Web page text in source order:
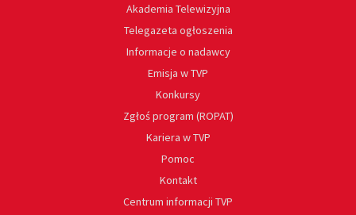
Akademia Telewizyjna
Telegazeta ogłoszenia
Informacje o nadawcy
Emisja w TVP
Konkursy
Zgłoś program (ROPAT)
Kariera w TVP
Pomoc
Kontakt
Centrum informacji TVP